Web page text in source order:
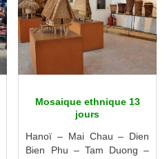
Mosaique ethnique 13
jours
Hanoï – Mai Chau – Dien
Bien Phu – Tam Duong –